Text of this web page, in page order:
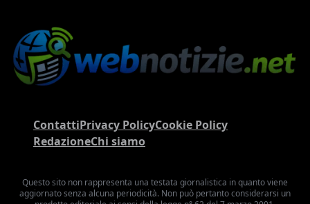
ContattiPrivacy PolicyCookie Policy
RedazioneChi siamo
Questo sito non rappresenta una testata giornalistica in quanto viene
aggiornato senza alcuna periodicità. Non può pertanto considerarsi un